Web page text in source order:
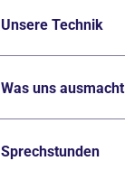
Unsere Technik
Was uns ausmacht
Sprechstunden